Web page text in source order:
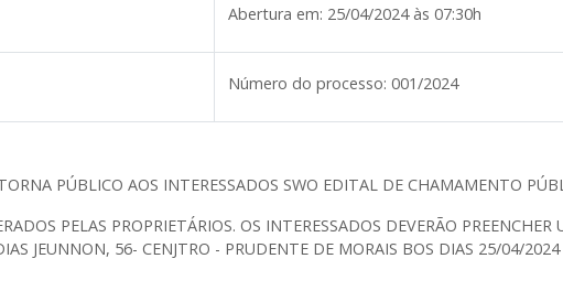
Abertura em: 25/04/2024 às 07:30h
Número do processo: 001/2024
PÚBLICO AOS INTERESSADOS SWO EDITAL DE CHAMAMENTO
PELAS PROPRIETÁRIOS. OS INTERESSADOS DEVERÃO
JEUNNON, 56- CENJTRO - PRUDENTE DE MORAIS BOS DIAS 25/04/